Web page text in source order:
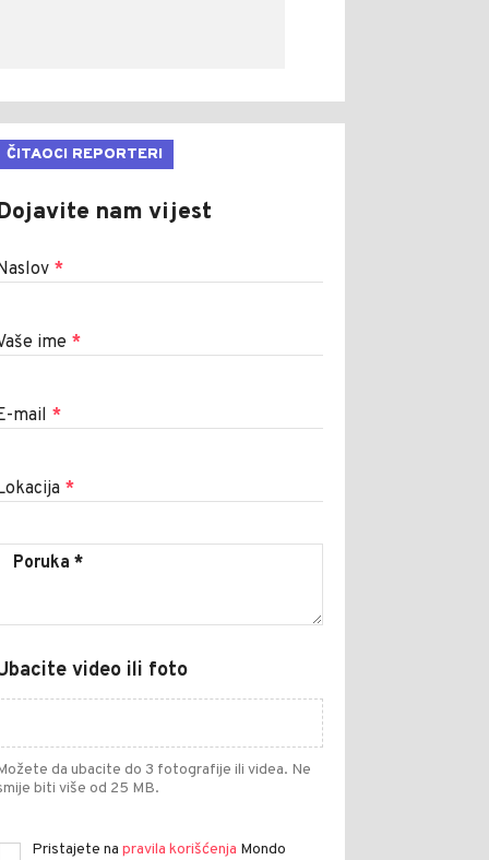
ČITAOCI REPORTERI
nam vijest
*
ime *
mail *
*
video ili foto
da ubacite do 3 fotografije ili videa. Ne
biti više od 25 MB.
Pristajete na pravila korišćenja Mondo